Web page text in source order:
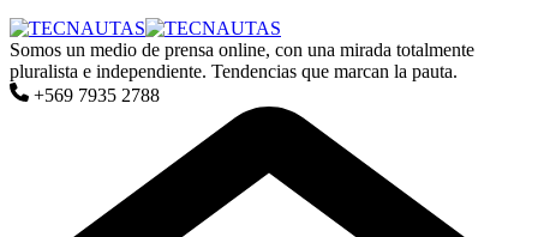
Somos un medio de prensa online, con una mirada totalmente
pluralista e independiente. Tendencias que marcan la pauta.
+569 7935 2788